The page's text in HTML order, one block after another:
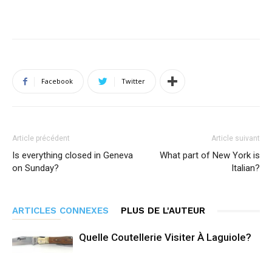
Facebook Twitter
Article précédent
Is everything closed in Geneva
on Sunday?
Article suivant
What part of New York is
Italian?
ARTICLES CONNEXES PLUS DE L'AUTEUR
Quelle Coutellerie Visiter À Laguiole?